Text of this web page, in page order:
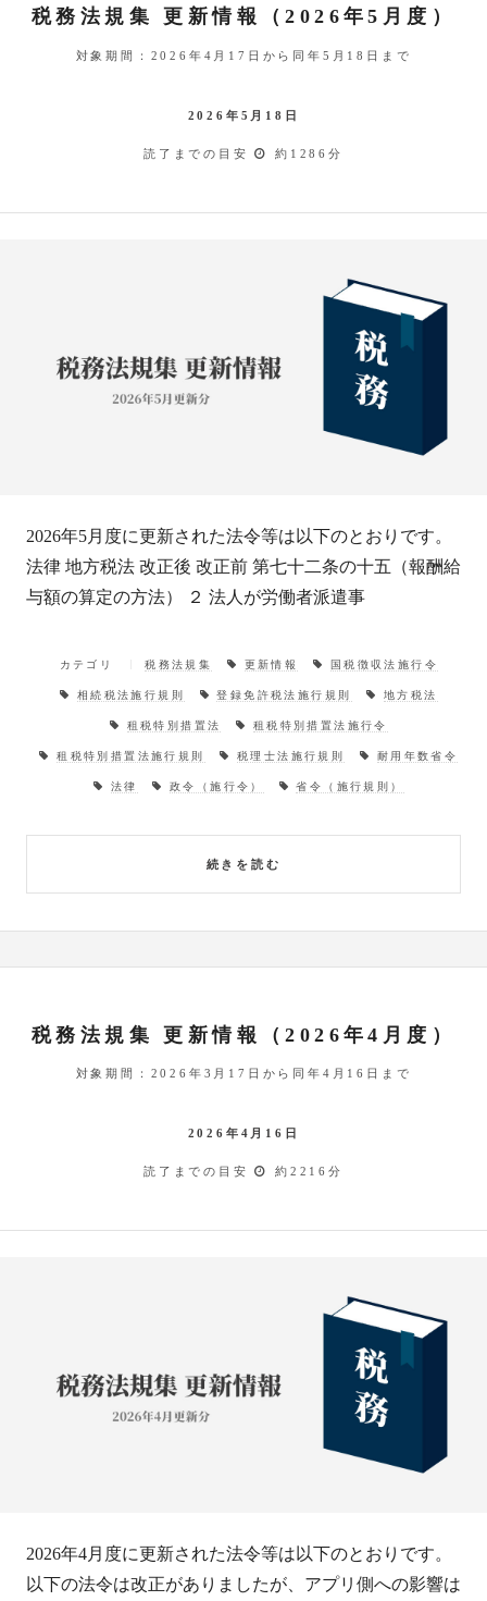
税務法規集 更新情報（2026年5月度）
対象期間：2026年4月17日から同年5月18日まで
2026年5月18日
読了までの目安 約1286分
2026年5月度に更新された法令等は以下のとおりです。
法律 地方税法 改正後 改正前 第七十二条の十五（報酬給
与額の算定の方法） ２ 法人が労働者派遣事
続きを読む
カテゴリ 税務法規集 更新情報 国税徴収法施行令
相続税法施行規則 登録免許税法施行規則 地方税法
租税特別措置法 租税特別措置法施行令
租税特別措置法施行規則 税理士法施行規則 耐用年数省令
法律 政令（施行令） 省令（施行規則）
税務法規集 更新情報（2026年4月度）
対象期間：2026年3月17日から同年4月16日まで
2026年4月16日
読了までの目安 約2216分
2026年4月度に更新された法令等は以下のとおりです。
以下の法令は改正がありましたが、アプリ側への影響は